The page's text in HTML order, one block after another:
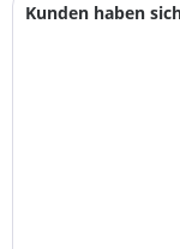
Kunden haben